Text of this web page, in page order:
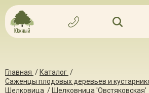
Главная / Каталог /
Саженцы плодовых деревьев и
Шелковица / Шелковница 'Овстяковская'